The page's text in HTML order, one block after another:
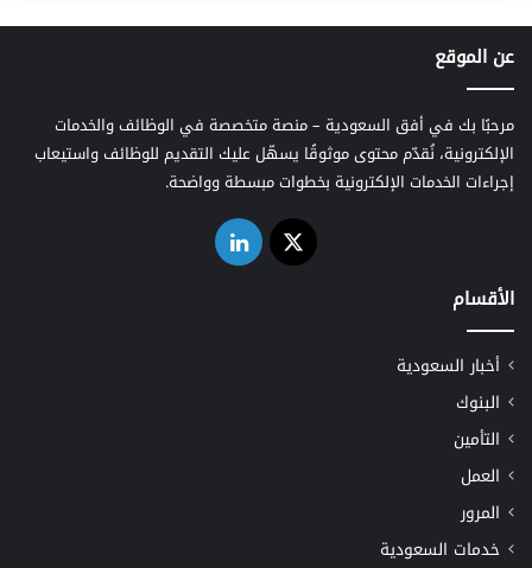
عن الموقع
مرحبًا بك في أفق السعودية – منصة متخصصة في الوظائف والخدمات
الإلكترونية، نُقدّم محتوى موثوقًا يسهّل عليك التقديم للوظائف واستيعاب
إجراءات الخدمات الإلكترونية بخطوات مبسطة وواضحة.
‫X لينكدإن
الأقسام
أخبار السعودية
البنوك
التأمين
العمل
المرور
خدمات السعودية